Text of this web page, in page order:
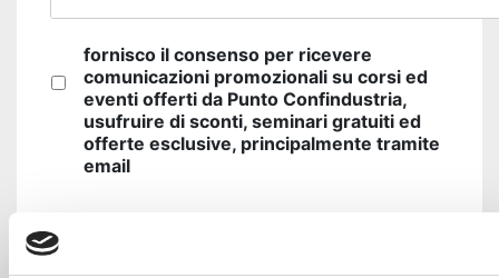
fornisco il consenso per ricevere
comunicazioni promozionali su corsi ed
eventi offerti da Punto Confindustria,
usufruire di sconti, seminari gratuiti ed
offerte esclusive, principalmente tramite
email